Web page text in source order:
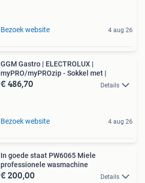
Bezoek website 4 aug 26
GGM Gastro | ELECTROLUX |
myPRO/myPROzip - Sokkel met |
€ 486,70 Details
Bezoek website 4 aug 26
In goede staat PW6065 Miele
professionele wasmachine
€ 200,00 Details